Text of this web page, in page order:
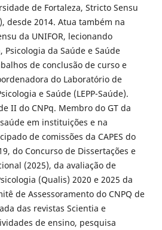
de Fortaleza, Stricto Sensu
desde 2014. Atua também na
da UNIFOR, lecionando
da Saúde e Saúde
de conclusão de curso e
do Laboratório de
e Saúde (LEPP-Saúde).
II do CNPq. Membro do GT da
em instituições e na
de comissões da CAPES do
do Concurso de Dissertações e
(2025), da avaliação de
(Qualis) 2020 e 2025 da
de Assessoramento do CNPQ de
das revistas Scientia e
de ensino, pesquisa